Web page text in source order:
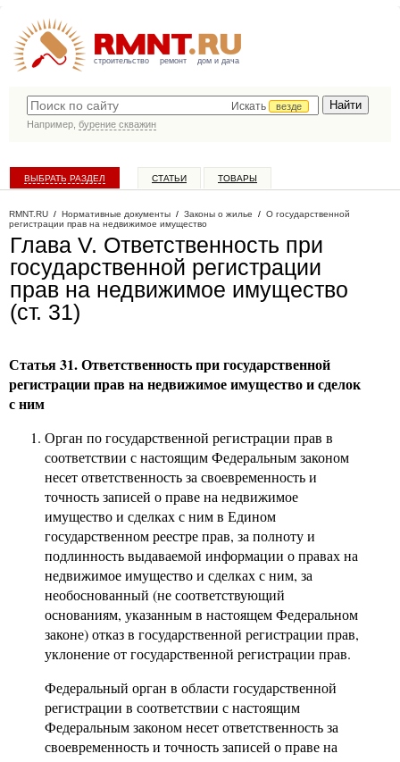
строительство ремонт дом и дача
Искать
везде
Например, бурение скважин
ВЫБРАТЬ РАЗДЕЛ СТАТЬИ ТОВАРЫ
RMNT.RU / Нормативные документы / Законы о жилье / О государственной
регистрации прав на недвижимое имущество
Глава V. Ответственность при
государственной регистрации
прав на недвижимое имущество
(ст. 31)
Статья 31. Ответственность при государственной
регистрации прав на недвижимое имущество и сделок
с ним
Орган по государственной регистрации прав в
соответствии с настоящим Федеральным законом
несет ответственность за своевременность и
точность записей о праве на недвижимое
имущество и сделках с ним в Едином
государственном реестре прав, за полноту и
подлинность выдаваемой информации о правах на
недвижимое имущество и сделках с ним, за
необоснованный (не соответствующий
основаниям, указанным в настоящем Федеральном
законе) отказ в государственной регистрации прав,
уклонение от государственной регистрации прав.
Федеральный орган в области государственной
регистрации в соответствии с настоящим
Федеральным законом несет ответственность за
своевременность и точность записей о праве на